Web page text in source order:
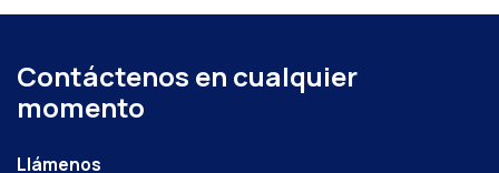
Contáctenos en cualquier
momento
Llámenos